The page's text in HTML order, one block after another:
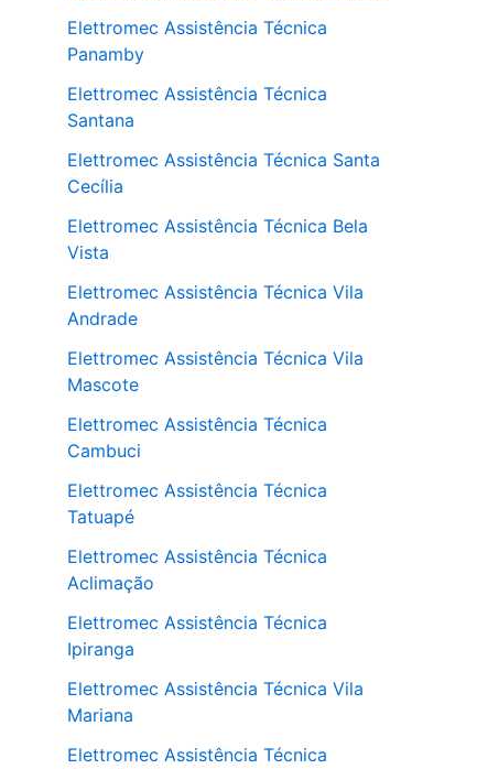
Elettromec Assistência Técnica
Panamby
Elettromec Assistência Técnica
Santana
Elettromec Assistência Técnica Santa
Cecília
Elettromec Assistência Técnica Bela
Vista
Elettromec Assistência Técnica Vila
Andrade
Elettromec Assistência Técnica Vila
Mascote
Elettromec Assistência Técnica
Cambuci
Elettromec Assistência Técnica
Tatuapé
Elettromec Assistência Técnica
Aclimação
Elettromec Assistência Técnica
Ipiranga
Elettromec Assistência Técnica Vila
Mariana
Elettromec Assistência Técnica